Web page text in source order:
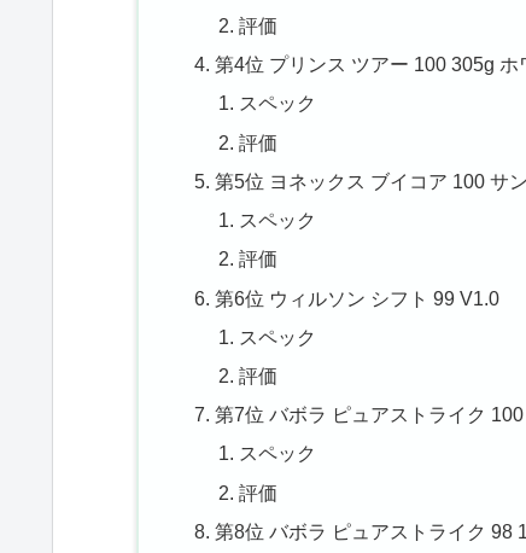
評価
第4位 プリンス ツアー 100 305g ホ
スペック
評価
第5位 ヨネックス ブイコア 100 サ
スペック
評価
第6位 ウィルソン シフト 99 V1.0
スペック
評価
第7位 バボラ ピュアストライク
スペック
評価
第8位 バボラ ピュアストライク 98